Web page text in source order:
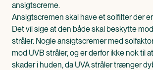
ansigtscreme.
Ansigtscremen skal have et solfilter der
Det vil sige at den både skal beskytte
stråler. Nogle ansigtscremer med
mod UVB stråler, og er derfor ikke nok til
skader i huden, da UVA stråler trænger